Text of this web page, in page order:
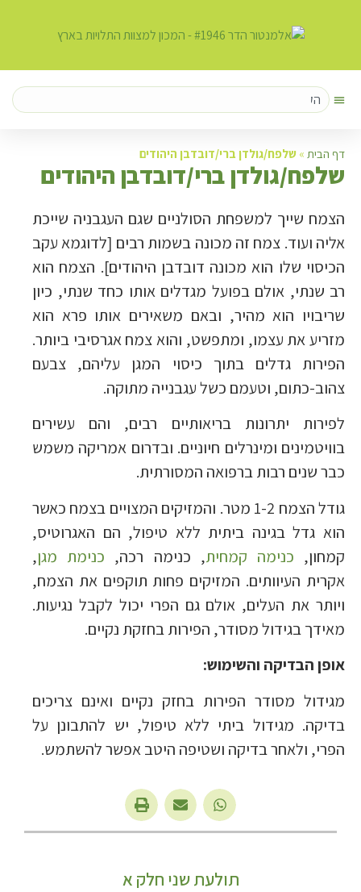
דף הבית » שלפח/גולדן ברי/דובדבן היהודים
שלפח/גולדן ברי/דובדבן היהודים
הצמח שייך למשפחת הסולניים שגם העגבניה שייכת
אליה ועוד. צמח זה מכונה בשמות רבים [לדוגמא עקב
הכיסוי שלו הוא מכונה דובדבן היהודים]. הצמח הוא
רב שנתי, אולם בפועל מגדלים אותו כחד שנתי, כיון
שריבויו הוא מהיר, ובאם משאירים אותו פרא הוא
מזריע את עצמו, ומתפשט, והוא צמח אגרסיבי ביותר.
הפירות גדלים בתוך כיסוי המגן עליהם, צבעם
צהוב-כתום, וטעמם כשל עגבנייה מתוקה.
לפירות יתרונות בריאותיים רבים, והם עשירים
בוויטמינים ומינרלים חיוניים. ובדרום אמריקה משמש
כבר שנים רבות ברפואה המסורתית.
גודל הצמח 1-2 מטר. והמזיקים המצויים בצמח כאשר
הוא גדל בגינה ביתית ללא טיפול, הם האגרוטיס,
קמחון, כנימה קמחית, כנימה רכה, כנימת מגן,
אקרית העיוותים. המזיקים פחות תוקפים את הצמח,
ויותר את העלים, אולם גם הפרי יכול לקבל נגיעות.
מאידך בגידול מסודר, הפירות בחזקת נקיים.
אופן הבדיקה והשימוש:
מגידול מסודר הפירות בחזק נקיים ואינם צריכים
בדיקה. מגידול ביתי ללא טיפול, יש להתבונן על
הפרי, ולאחר בדיקה ושטיפה היטב אפשר להשתמש.
תולעת שני חלק א